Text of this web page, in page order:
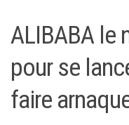
ALIBABA le
pour se
faire